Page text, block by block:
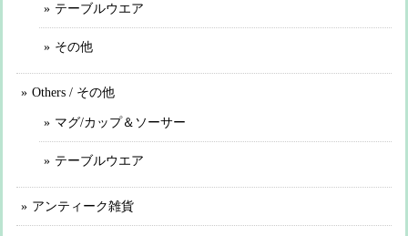
テーブルウエア
その他
Others / その他
マグ/カップ＆ソーサー
テーブルウエア
アンティーク雑貨